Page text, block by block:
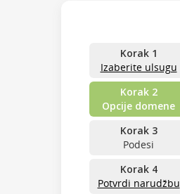
Korak 1
Izaberite ulsugu
Korak 2
Opcije domene
Korak 3
Podesi
Korak 4
Potvrdi narudžbu